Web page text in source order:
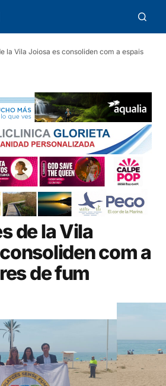
la Vila Joiosa es consoliden com a espais
de la Vila
com a
de fum